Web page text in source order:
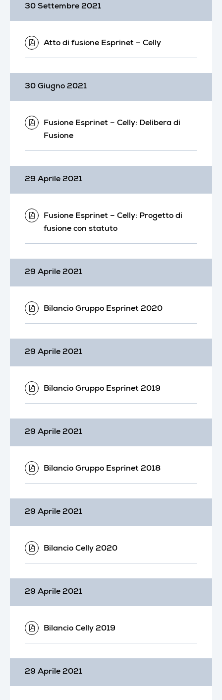
30 Settembre 2021
Atto di fusione Esprinet – Celly
30 Giugno 2021
Fusione Esprinet – Celly: Delibera di
Fusione
29 Aprile 2021
Fusione Esprinet – Celly: Progetto di
fusione con statuto
29 Aprile 2021
Bilancio Gruppo Esprinet 2020
29 Aprile 2021
Bilancio Gruppo Esprinet 2019
29 Aprile 2021
Bilancio Gruppo Esprinet 2018
29 Aprile 2021
Bilancio Celly 2020
29 Aprile 2021
Bilancio Celly 2019
29 Aprile 2021